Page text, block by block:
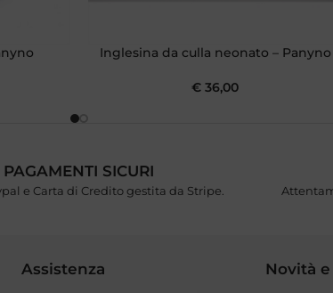
Inglesina da culla neonato – Panyno
€ 36,00
PAGAMENTI SICURI
e Carta di Credito gestita da Stripe.
Assistenza Novità